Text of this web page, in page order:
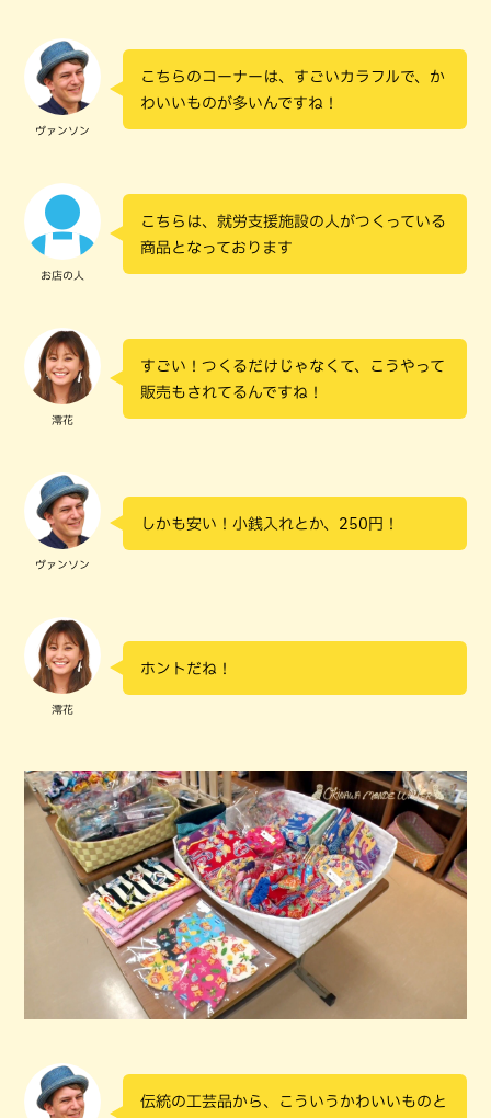
ヴァンソン
こちらのコーナーは、すごいカラフルで、か
わいいものが多いんですね！
お店の人
こちらは、就労支援施設の人がつくっている
商品となっております
澪花
すごい！つくるだけじゃなくて、こうやって
販売もされてるんですね！
ヴァンソン
しかも安い！小銭入れとか、250円！
澪花
ホントだね！
伝統の工芸品から、こういうかわいいものと